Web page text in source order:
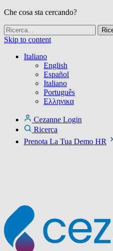
Che cosa sta cercando?
Skip to content
Italiano
English
Español
Italiano
Português
Ελληνικα
Cezanne Login
Ricerca
Prenota La Tua Demo HR